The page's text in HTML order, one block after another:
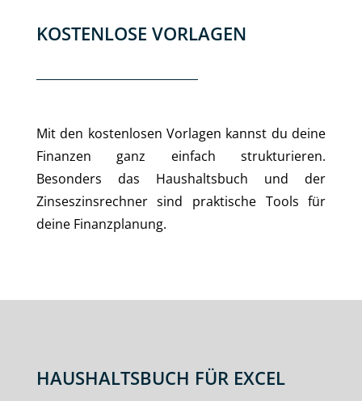
KOSTENLOSE VORLAGEN
Mit den kostenlosen Vorlagen kannst du deine
Finanzen ganz einfach strukturieren.
Besonders das Haushaltsbuch und der
Zinseszinsrechner sind praktische Tools für
deine Finanzplanung.
HAUSHALTSBUCH FÜR EXCEL